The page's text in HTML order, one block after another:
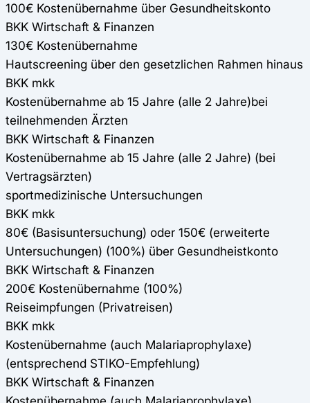
100€ Kostenübernahme über Gesundheitskonto
BKK Wirtschaft & Finanzen
130€ Kostenübernahme
Hautscreening über den gesetzlichen Rahmen hinaus
BKK mkk
Kostenübernahme ab 15 Jahre (alle 2 Jahre)bei
teilnehmenden Ärzten
BKK Wirtschaft & Finanzen
Kostenübernahme ab 15 Jahre (alle 2 Jahre) (bei
Vertragsärzten)
sportmedizinische Untersuchungen
BKK mkk
80€ (Basisuntersuchung) oder 150€ (erweiterte
Untersuchungen) (100%) über Gesundheistkonto
BKK Wirtschaft & Finanzen
200€ Kostenübernahme (100%)
Reiseimpfungen (Privatreisen)
BKK mkk
Kostenübernahme (auch Malariaprophylaxe)
(entsprechend STIKO-Empfehlung)
BKK Wirtschaft & Finanzen